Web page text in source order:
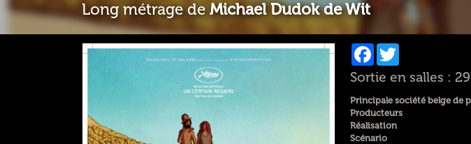
Long métrage de Michael Dudok de Wit
Facebook
Sortie en salles :
Principale société belge de
Producteurs
Réalisation
Scénario